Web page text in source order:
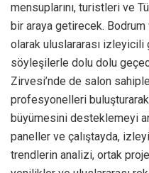
mensuplarını, turistleri ve
bir araya getirecek. Bodrum
olarak uluslararası izleyicili
söyleşilerle dolu dolu
Zirvesi’nde de salon
profesyonelleri buluşturarak
büyümesini desteklemeyi
paneller ve çalıştayda,
trendlerin analizi, ortak